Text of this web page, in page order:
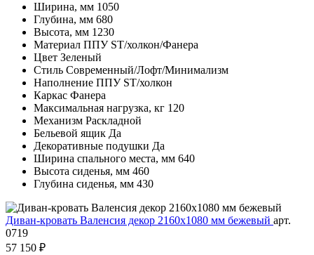
Ширина, мм 1050
Глубина, мм 680
Высота, мм 1230
Материал ППУ ST/холкон/Фанера
Цвет Зеленый
Стиль Современный/Лофт/Минимализм
Наполнение ППУ ST/холкон
Каркас Фанера
Максимальная нагрузка, кг 120
Механизм Раскладной
Бельевой ящик Да
Декоративные подушки Да
Ширина спального места, мм 640
Высота сиденья, мм 460
Глубина сиденья, мм 430
Диван-кровать Валенсия декор 2160х1080 мм бежевый арт.
0719
57 150 ₽